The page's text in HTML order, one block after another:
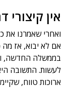
אין קיצורי
ואחרי שאמרנו
אם לא יבוא, אז מה
בממשלה החדשה,
לעשות. התשובה
ארוכות טווח,